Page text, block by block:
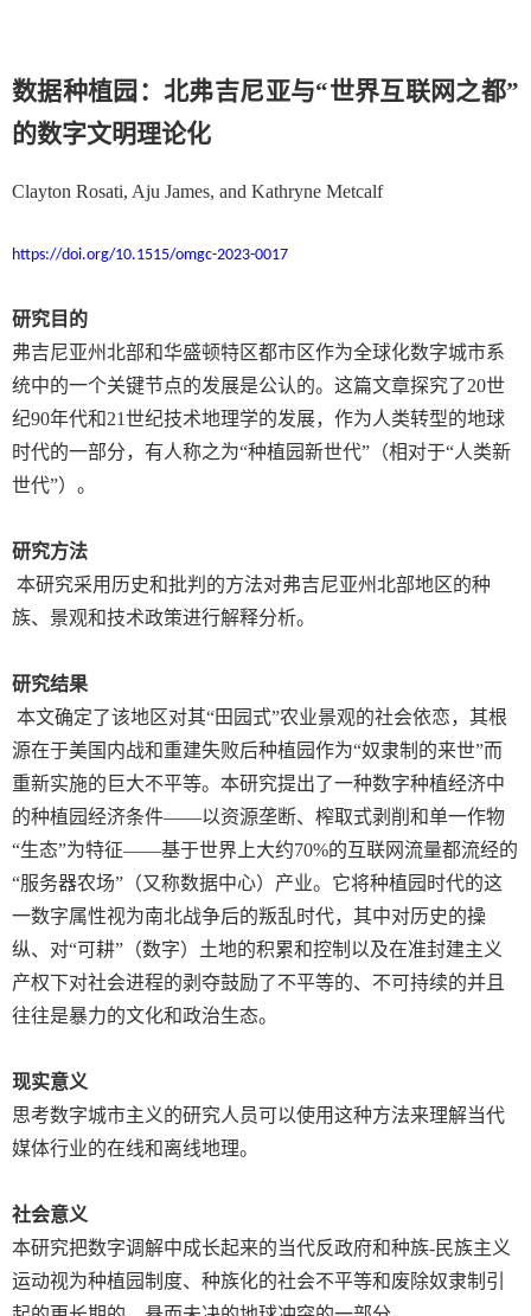
数据种植园：北弗吉尼亚与“世界互联网之都”
的数字文明理论化
Clayton Rosati, Aju James, and Kathryne Metcalf
https://doi.org/10.1515/omgc-2023-0017
研究目的
弗吉尼亚州北部和华盛顿特区都市区作为全球化数字城市系
统中的一个关键节点的发展是公认的。这篇文章探究了20世
纪90年代和21世纪技术地理学的发展，作为人类转型的地球
时代的一部分，有人称之为“种植园新世代”（相对于“人类新
世代”）。
研究方法
本研究采用历史和批判的方法对弗吉尼亚州北部地区的种
族、景观和技术政策进行解释分析。
研究结果
本文确定了该地区对其“田园式”农业景观的社会依恋，其根
源在于美国内战和重建失败后种植园作为“奴隶制的来世”而
重新实施的巨大不平等。本研究提出了一种数字种植经济中
的种植园经济条件——以资源垄断、榨取式剥削和单一作物
“生态”为特征——基于世界上大约70%的互联网流量都流经的
“服务器农场”（又称数据中心）产业。它将种植园时代的这
一数字属性视为南北战争后的叛乱时代，其中对历史的操
纵、对“可耕”（数字）土地的积累和控制以及在准封建主义
产权下对社会进程的剥夺鼓励了不平等的、不可持续的并且
往往是暴力的文化和政治生态。
现实意义
思考数字城市主义的研究人员可以使用这种方法来理解当代
媒体行业的在线和离线地理。
社会意义
本研究把数字调解中成长起来的当代反政府和种族-民族主义
运动视为种植园制度、种族化的社会不平等和废除奴隶制引